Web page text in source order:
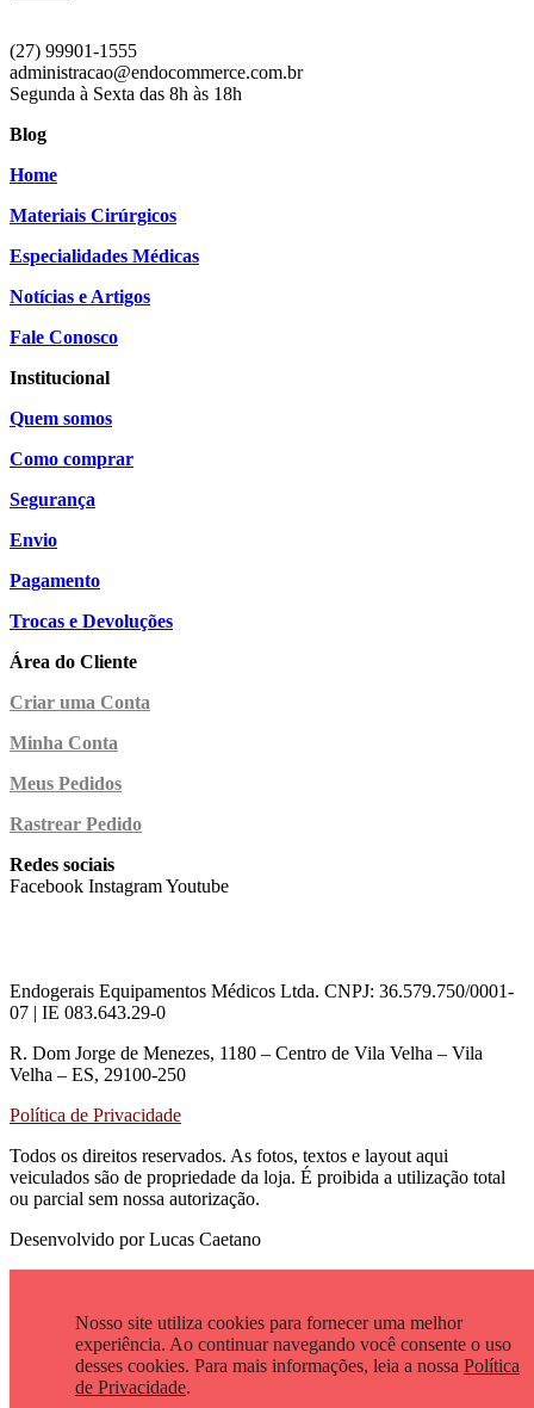
(27) 99901-1555
administracao@endocommerce.com.br
Segunda à Sexta das 8h às 18h
Blog
Home
Materiais Cirúrgicos
Especialidades Médicas
Notícias e Artigos
Fale Conosco
Institucional
Quem somos
Como comprar
Segurança
Envio
Pagamento
Trocas e Devoluções
Área do Cliente
Criar uma Conta
Minha Conta
Meus Pedidos
Rastrear Pedido
Redes sociais
Facebook InstagramYoutube
Endogerais Equipamentos Médicos Ltda. CNPJ: 36.579.750/0001-
07 | IE 083.643.29-0
R. Dom Jorge de Menezes, 1180 – Centro de Vila Velha – Vila
Velha – ES, 29100-250
Política de Privacidade
Todos os direitos reservados. As fotos, textos e layout aqui
veiculados são de propriedade da loja. É proibida a utilização total
ou parcial sem nossa autorização.
Desenvolvido por Lucas Caetano
Nosso site utiliza cookies para fornecer uma melhor
experiência. Ao continuar navegando você consente o uso
desses cookies. Para mais informações, leia a nossa Política
de Privacidade.